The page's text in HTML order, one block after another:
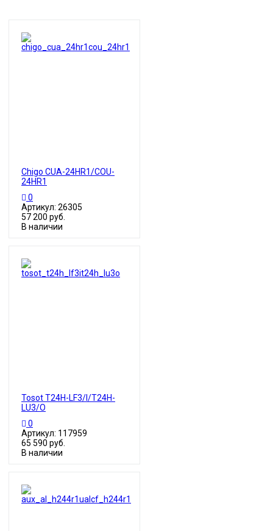
Chigo CUA-24HR1/COU-
24HR1
0
Артикул: 26305
57 200 руб.
В наличии
Tosot T24H-LF3/I/T24H-
LU3/O
0
Артикул: 117959
65 590 руб.
В наличии